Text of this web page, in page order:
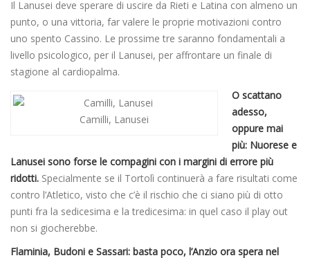
Il Lanusei deve sperare di uscire da Rieti e Latina con almeno un
punto, o una vittoria, far valere le proprie motivazioni contro
uno spento Cassino. Le prossime tre saranno fondamentali a
livello psicologico, per il Lanusei, per affrontare un finale di
stagione al cardiopalma.
Camilli, Lanusei
O scattano
adesso,
oppure mai
più: Nuorese e
Lanusei sono forse le compagini con i margini di errore più
ridotti. Specialmente se il Tortolì continuerà a fare risultati come
contro l’Atletico, visto che c’è il rischio che ci siano più di otto
punti fra la sedicesima e la tredicesima: in quel caso il play out
non si giocherebbe.
Flaminia, Budoni e Sassari: basta poco, l’Anzio ora spera nel